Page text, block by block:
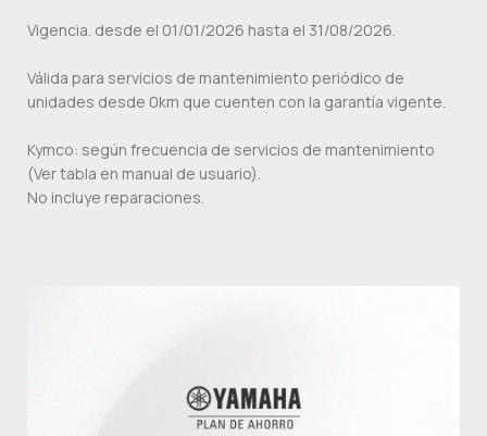
Vigencia. desde el 01/01/2026 hasta el 31/08/2026.
Válida para servicios de mantenimiento periódico de
unidades desde 0km que cuenten con la garantía vigente.
Kymco: según frecuencia de servicios de mantenimiento
(Ver tabla en manual de usuario).
No incluye reparaciones.